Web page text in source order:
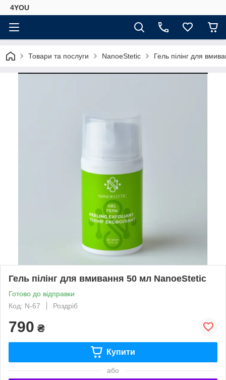
4YOU
Товари та послуги NanoeStetic Гель пілінг для
Гель пілінг для вмивання 50 мл NanoeStetic
Готово до відправки
Код: N-67
Роздріб
790 ₴
Купити
або